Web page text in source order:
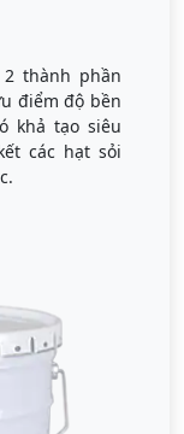
thành phần
điểm độ bền
khả tạo siêu
các hạt sỏi